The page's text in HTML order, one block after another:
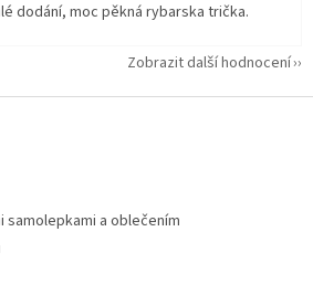
dodání, moc pěkná rybarska trička.
Zobrazit další hodnocení
a oblečením